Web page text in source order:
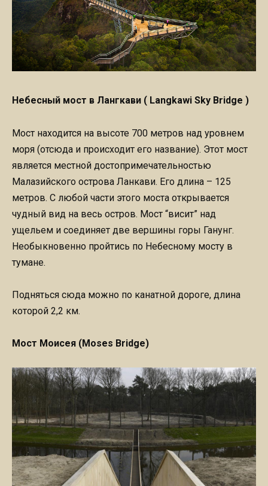
Небесный мост в Лангкави ( Langkawi Sky Bridge )
Мост находится на высоте 700 метров над уровнем
моря (отсюда и происходит его название). Этот мост
является местной достопримечательностью
Малазийского острова Ланкави. Его длина – 125
метров. С любой части этого моста открывается
чудный вид на весь остров. Мост “висит” над
ущельем и соединяет две вершины горы Ганунг.
Необыкновенно пройтись по Небесному мосту в
тумане.
Подняться сюда можно по канатной дороге, длина
которой 2,2 км.
Мост Моисея (Moses Bridge)